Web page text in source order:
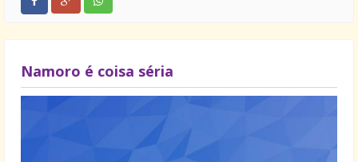
Namoro é coisa séria